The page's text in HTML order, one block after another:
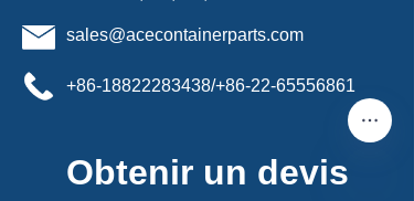
sales@acecontainerparts.com
+86-18822283438/+86-22-65556861
Obtenir un devis